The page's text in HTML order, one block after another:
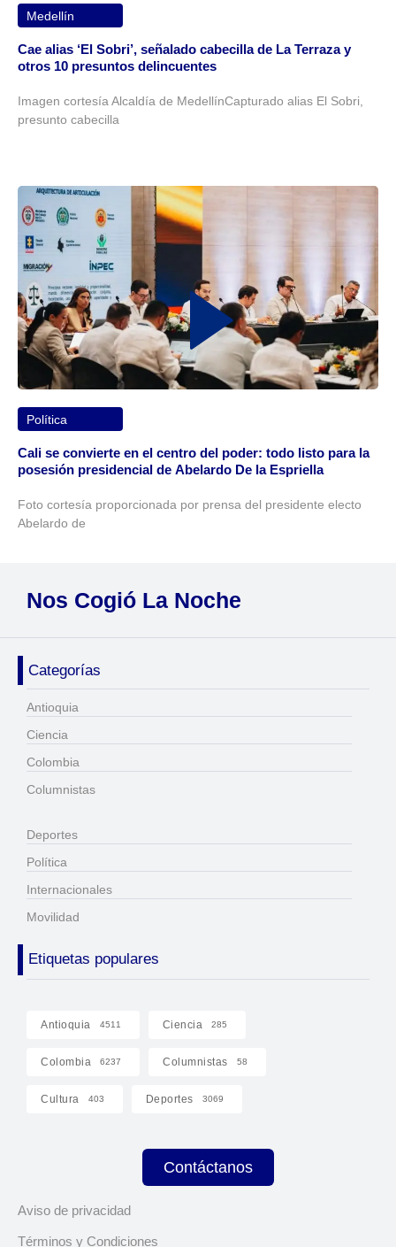
Medellín
Cae alias ‘El Sobri’, señalado cabecilla de La Terraza y
otros 10 presuntos delincuentes
Imagen cortesía Alcaldía de MedellínCapturado alias El Sobri,
presunto cabecilla
Política
Cali se convierte en el centro del poder: todo listo para la
posesión presidencial de Abelardo De la Espriella
Foto cortesía proporcionada por prensa del presidente electo
Abelardo de
Nos Cogió La Noche
Categorías
Antioquia
Ciencia
Colombia
Columnistas
Deportes
Política
Internacionales
Movilidad
Etiquetas populares
Antioquia 4511 Ciencia 285
Colombia 6237 Columnistas 58
Cultura 403 Deportes 3069
Contáctanos
Aviso de privacidad
Términos y Condiciones